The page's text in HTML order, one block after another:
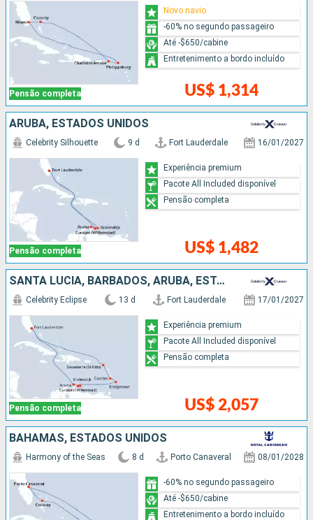
Pensão completa US$ 1,314
Novo navio
-60% no segundo passageiro
Até -$650/cabine
Entretenimento a bordo incluído
ARUBA, ESTADOS UNIDOS
Pensão completa
Celebrity Silhouette 9 d Fort Lauderdale 16/01/2027
US$ 1,482
Experiência premium
Pacote All Included disponível
Pensão completa
SANTA LUCIA, BARBADOS, ARUBA, ESTADOS UNIDOS
Pensão completa
Celebrity Eclipse 13 d Fort Lauderdale 17/01/2027
US$ 2,057
Experiência premium
Pacote All Included disponível
Pensão completa
BAHAMAS, ESTADOS UNIDOS
Harmony of the Seas 8 d Porto Canaveral 08/01/2028
-60% no segundo passageiro
Até -$650/cabine
Entretenimento a bordo incluído